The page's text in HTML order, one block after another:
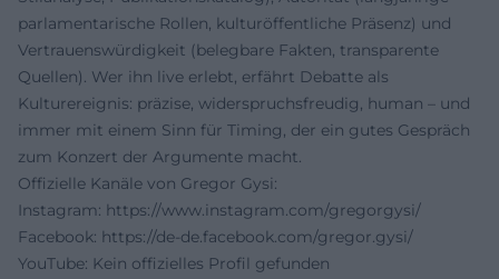
parlamentarische Rollen, kulturöffentliche Präsenz) und
Vertrauenswürdigkeit (belegbare Fakten, transparente
Quellen). Wer ihn live erlebt, erfährt Debatte als
Kulturereignis: präzise, widerspruchsfreudig, human – und
immer mit einem Sinn für Timing, der ein gutes Gespräch
zum Konzert der Argumente macht.
Offizielle Kanäle von Gregor Gysi:
Instagram: https://www.instagram.com/gregorgysi/
Facebook: https://de-de.facebook.com/gregor.gysi/
YouTube: Kein offizielles Profil gefunden